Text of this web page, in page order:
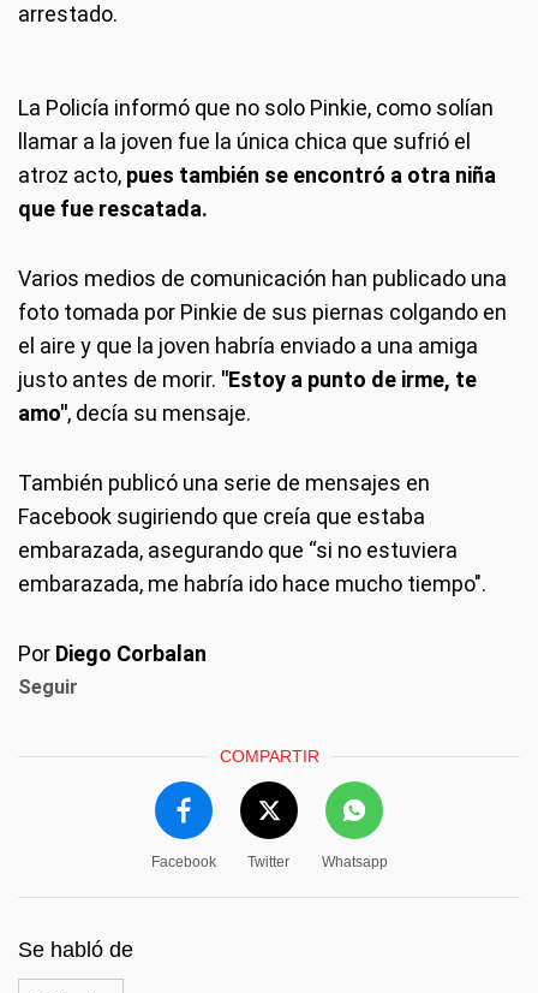
arrestado.
La Policía informó que no solo Pinkie, como solían
llamar a la joven fue la única chica que sufrió el
atroz acto, pues también se encontró a otra niña
que fue rescatada.
Varios medios de comunicación han publicado una
foto tomada por Pinkie de sus piernas colgando en
el aire y que la joven habría enviado a una amiga
justo antes de morir. "Estoy a punto de irme, te
amo", decía su mensaje.
También publicó una serie de mensajes en
Facebook sugiriendo que creía que estaba
embarazada, asegurando que “si no estuviera
embarazada, me habría ido hace mucho tiempo".
Por Diego Corbalan
Seguir
COMPARTIR
Facebook Twitter Whatsapp
Se habló de